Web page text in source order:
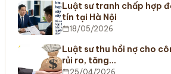
Luật sư tranh chấp hợp
tín tại Hà Nội
18/05/2026
Luật sư thu hồi nợ cho
rủi ro, tăng…
25/04/2026